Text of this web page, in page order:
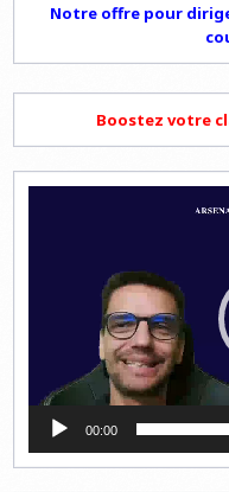
Notre offre pour
Boostez votre
00:00